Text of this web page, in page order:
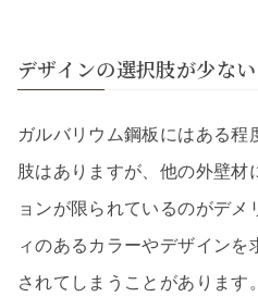
デザインの選択肢が少ない
ガルバリウム鋼板にはある程
肢はありますが、他の外壁材
ョンが限られているのがデ
ィのあるカラーやデザインを
されてしまうことがあります。